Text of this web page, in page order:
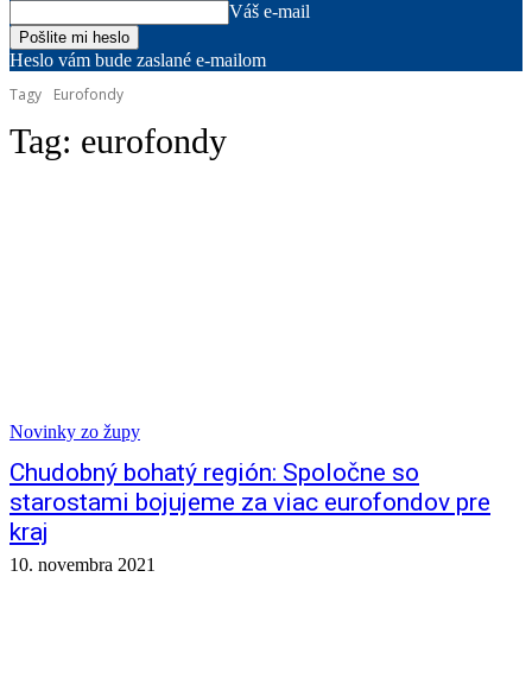
Váš e-mail
Heslo vám bude zaslané e-mailom
Tagy
Eurofondy
Tag: eurofondy
Novinky zo župy
Chudobný bohatý región: Spoločne so
starostami bojujeme za viac eurofondov pre
kraj
10. novembra 2021